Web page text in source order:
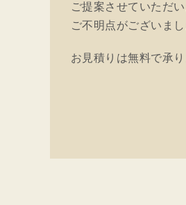
ご提案させていただ
ご不明点がございま
お見積りは無料で承り